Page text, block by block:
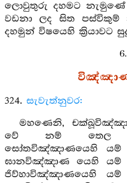
ලොවුතුරු දහමට
වඩනා ලද සිත
දහමුන් විෂයෙහි ක්‍රියාවට
විඤ්ඤාණ
324. සැවැත්නුවර:
මහණෙනි,
වේ නම් තෙල
සෝතවිඤ්ඤාණයෙහි යම්
ඝානවිඤ්ඤාණ යෙහි යම්
ජිව්හාවිඤ්ඤාණයෙහි